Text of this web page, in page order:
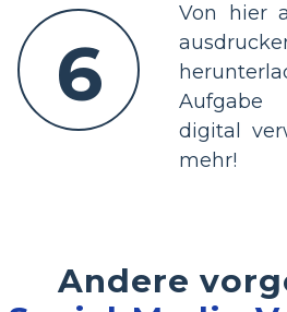
6
Von hier
digital
mehr!
Andere